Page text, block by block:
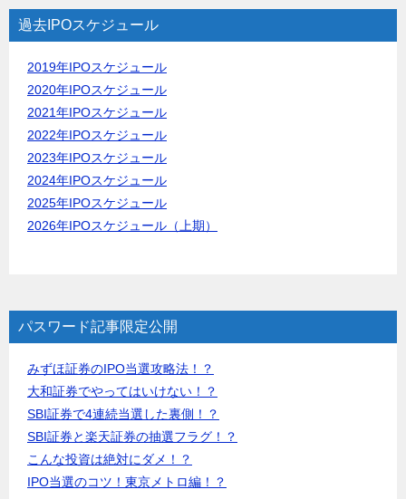
過去IPOスケジュール
2019年IPOスケジュール
2020年IPOスケジュール
2021年IPOスケジュール
2022年IPOスケジュール
2023年IPOスケジュール
2024年IPOスケジュール
2025年IPOスケジュール
2026年IPOスケジュール（上期）
パスワード記事限定公開
みずほ証券のIPO当選攻略法！？
大和証券でやってはいけない！？
SBI証券で4連続当選した裏側！？
SBI証券と楽天証券の抽選フラグ！？
こんな投資は絶対にダメ！？
IPO当選のコツ！東京メトロ編！？